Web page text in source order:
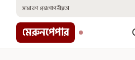
content
সাধারণ প্রশ্নগোপনীয়তা
মেরুনপেপার